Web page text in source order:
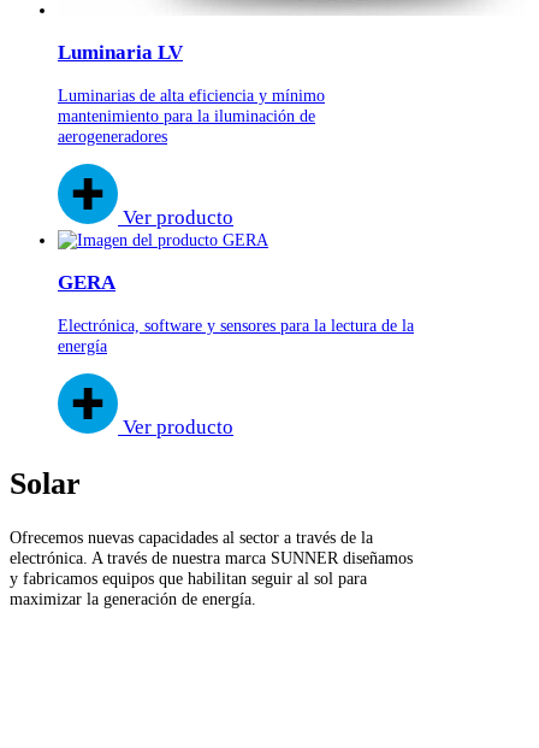
Luminaria LV
Luminarias de alta eficiencia y mínimo
mantenimiento para la iluminación de
aerogeneradores
Ver producto
GERA
Electrónica, software y sensores para la lectura de la
energía
Ver producto
Solar
Ofrecemos nuevas capacidades al sector a través de la
electrónica. A través de nuestra marca SUNNER diseñamos
y fabricamos equipos que habilitan seguir al sol para
maximizar la generación de energía.